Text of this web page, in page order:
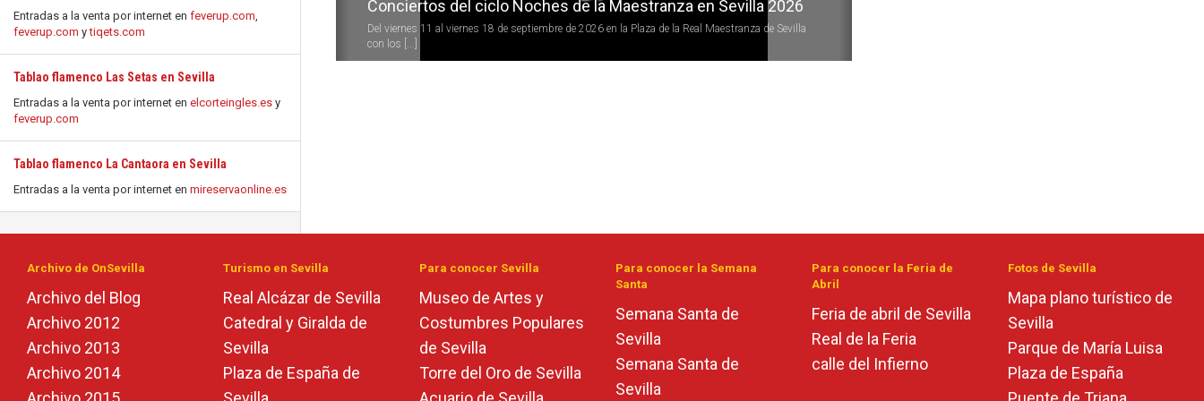
Entradas a la venta por internet en feverup.com,
feverup.com ytiqets.com
Tablao flamenco Las Setas en Sevilla
Entradas a la venta por internet en elcorteingles.es y
feverup.com
Tablao flamenco La Cantaora en Sevilla
Entradas a la venta por internet en mireservaonline.es
Conciertos del ciclo Noches de la Maestranza en Sevilla 2026
Del viernes 11 al viernes 18 de septiembre de 2026 en la Plaza de la Real Maestranza de Sevilla
con los [...]
Archivo de OnSevilla
Archivo del Blog
Archivo 2012
Archivo 2013
Archivo 2014
Turismo en Sevilla
Real Alcázar de Sevilla
Catedral y Giralda de
Sevilla
Plaza de España de
Para conocer Sevilla
Museo de Artes y
Costumbres Populares
de Sevilla
Torre del Oro de Sevilla
Para conocer la Semana
Santa
Semana Santa de
Sevilla
Semana Santa de
Sevilla
Para conocer la Feria de
Abril
Feria de abril de Sevilla
Real de la Feria
calle del Infierno
Fotos de Sevilla
Mapa plano turístico de
Sevilla
Parque de María Luisa
Plaza de España